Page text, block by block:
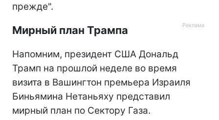
прежде".
Мирный план Трампа
Напомним, президент США Дональд
Трамп на прошлой неделе во время
визита в Вашингтон премьера Израиля
Биньямина Нетаньяху представил
мирный план по Сектору Газа.